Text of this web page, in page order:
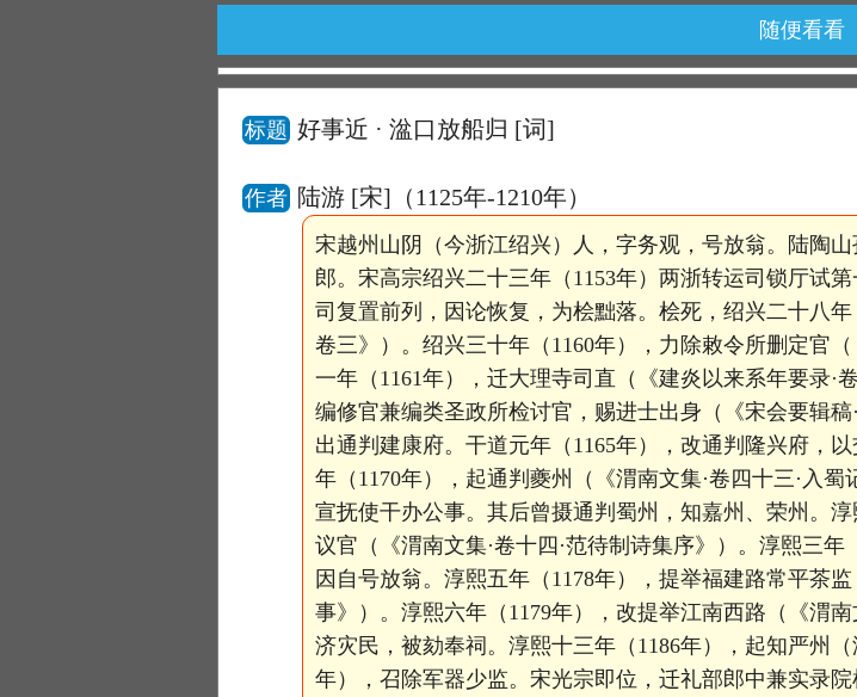
随便看看
标题 好事近 · 湓口放船归 [词]
作者 陆游 [宋]（1125年-1210年）
宋越州山阴（今浙江绍兴）人，字务观，号放翁。陆陶
郎。宋高宗绍兴二十三年（1153年）两浙转运司锁厅试
司复置前列，因论恢复，为桧黜落。桧死，绍兴二十八
卷三》）。绍兴三十年（1160年），力除敕令所删定官
一年（1161年），迁大理寺司直（《建炎以来系年要录
编修官兼编类圣政所检讨官，赐进士出身（《宋会要辑
出通判建康府。干道元年（1165年），改通判隆兴府，
年（1170年），起通判夔州（《渭南文集·卷四十三·入
宣抚使干办公事。其后曾摄通判蜀州，知嘉州、荣州。
议官（《渭南文集·卷十四·范待制诗集序》）。淳熙三
因自号放翁。淳熙五年（1178年），提举福建路常平茶
事》）。淳熙六年（1179年），改提举江南西路（《渭
济灾民，被劾奉祠。淳熙十三年（1186年），起知严州
年），召除军器少监。宋光宗即位，迁礼部郎中兼实录